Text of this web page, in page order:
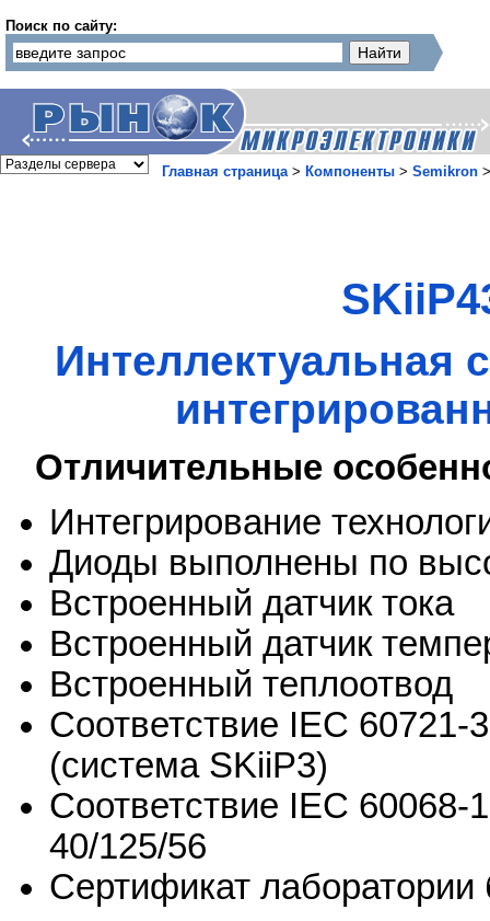
Поиск по сайту:
Главная страница> Компоненты > Semikron
Интеллектуальная
Отличительные
Интегрирование
Диоды выполнены по
Встроенный датчик тока
Встроенный датчик
Встроенный теплоотвод
Соответствие IEC 60721-
(система SKiiP3)
Соответствие IEC 60068-
40/125/56
Сертификат лаборатории